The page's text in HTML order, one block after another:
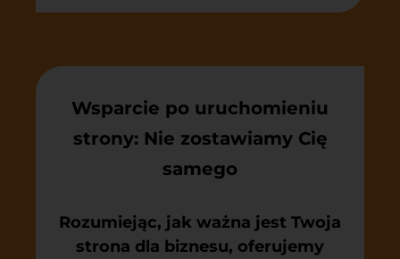
Wsparcie po uruchomieniu
strony: Nie zostawiamy Cię
samego
Rozumiejąc, jak ważna jest Twoja
strona dla biznesu, oferujemy